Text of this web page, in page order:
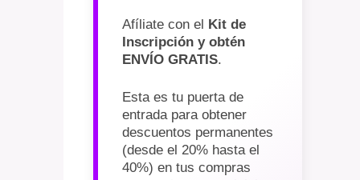
Afíliate con el Kit de
Inscripción y obtén
ENVÍO GRATIS.
Esta es tu puerta de
entrada para obtener
descuentos permanentes
(desde el 20% hasta el
40%) en tus compras